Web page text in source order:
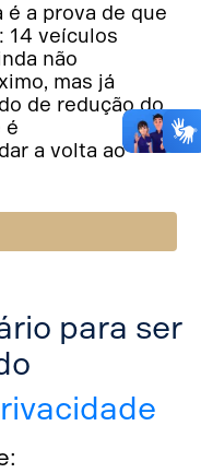
é a prova de que
14 veículos
não
mas já
de redução do
é
a volta ao
para ser